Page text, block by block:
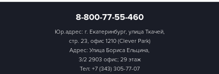
8-800-77-55-460
Юр.адрес: г. Екатеринбург, улица Ткачей,
стр. 23, офис 1210 (Clever Park)
Адрес: Улица Бориса Ельцина,
3/2 2903 офис; 29 этаж
Тел: +7 (343) 305-77-07